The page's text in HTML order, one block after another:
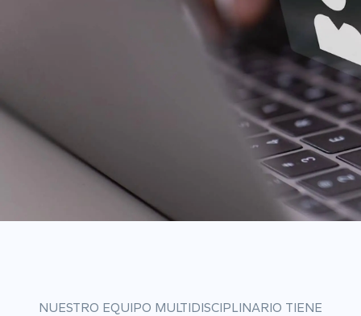
NUESTRO EQUIPO MULTIDISCIPLINARIO TIENE